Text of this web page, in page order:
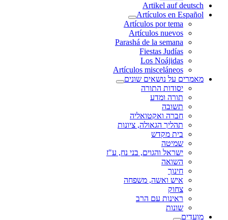
Artikel auf deutsch
Artículos en Español
Artículos por tema
Artículos nuevos
Parashá de la semana
Fiestas Judías
Los Noájidas
Artículos misceláneos
מאמרים על נושאים שונים
יסודות התורה
תורה ומדע
תשובה
חברה ואקטואליה
תהליך הגאולה, ציונות
בית מקדש
שמיטה
ישראל והגוים, בני נח, ע"ז
השואה
חינוך
איש ואשה, משפחה
צחוק
ראינות עם הרב
שונות
מועדים